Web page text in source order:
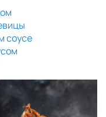
соусе